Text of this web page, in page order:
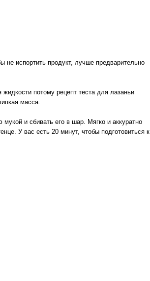
не испортить продукт, лучше предварительно
жидкости потому рецепт теста для лазаньи
масса.
и сбивать его в шар. Мягко и аккуратно
У вас есть 20 минут, чтобы подготовиться к